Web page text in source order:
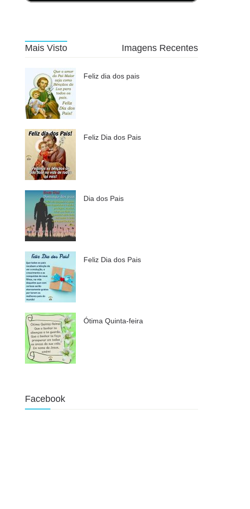
Mais Visto Imagens Recentes
Feliz dia dos pais
Feliz Dia dos Pais
Dia dos Pais
Feliz Dia dos Pais
Ótima Quinta-feira
Facebook